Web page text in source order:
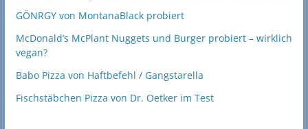
GÖNRGY von MontanaBlack probiert
McDonald’s McPlant Nuggets und Burger probiert – wirklich
vegan?
Babo Pizza von Haftbefehl / Gangstarella
Fischstäbchen Pizza von Dr. Oetker im Test